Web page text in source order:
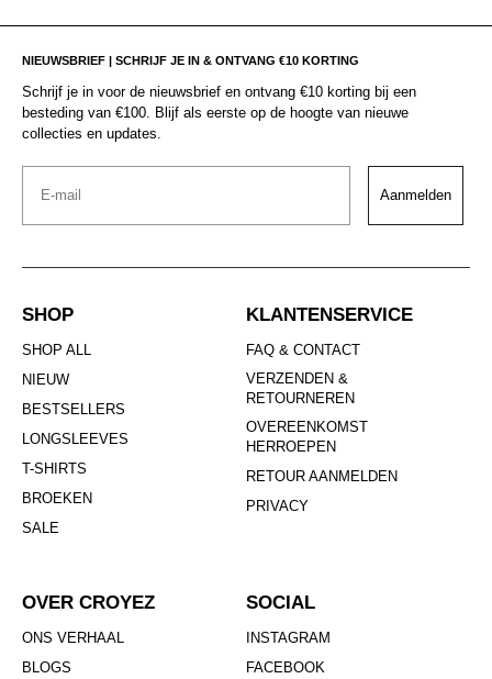
NIEUWSBRIEF | SCHRIJF JE IN & ONTVANG €10 KORTING
Schrijf je in voor de nieuwsbrief en ontvang €10 korting bij een
besteding van €100. Blijf als eerste op de hoogte van nieuwe
collecties en updates.
Email
Aanmelden
SHOP
SHOP ALL
NIEUW
BESTSELLERS
LONGSLEEVES
T-SHIRTS
BROEKEN
SALE
KLANTENSERVICE
FAQ & CONTACT
VERZENDEN &
RETOURNEREN
OVEREENKOMST
HERROEPEN
RETOUR AANMELDEN
PRIVACY
OVER CROYEZ
ONS VERHAAL
BLOGS
SOCIAL
INSTAGRAM
FACEBOOK